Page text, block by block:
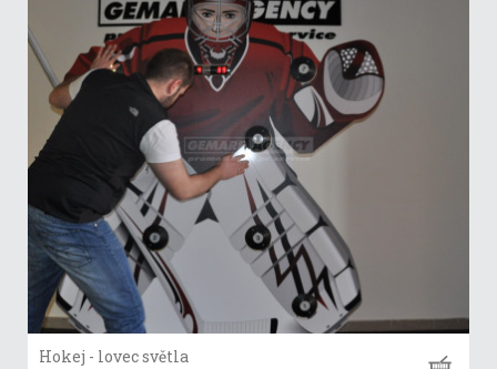
Hokej - lovec světla